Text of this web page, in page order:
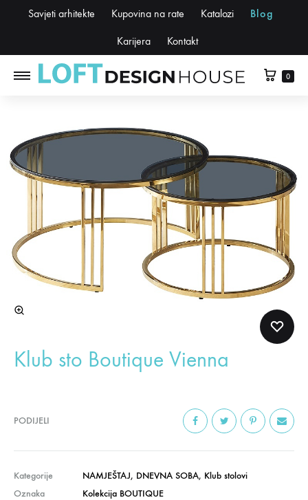
Savjeti arhitekte Kupovina na rate Katalozi Blog
Karijera Kontakt
0
Klub sto Boutique Vienna
PODIJELI
Kategorije NAMJEŠTAJ, DNEVNA SOBA, Klub stolovi
Oznaka
Kolekcija BOUTIQUE